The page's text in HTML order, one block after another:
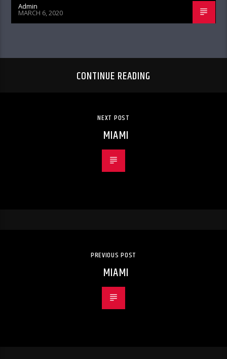
Admin
MARCH 6, 2020
CONTINUE READING
NEXT POST
MIAMI
PREVIOUS POST
MIAMI